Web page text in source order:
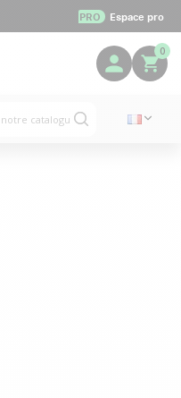
PRO Espace pro
0